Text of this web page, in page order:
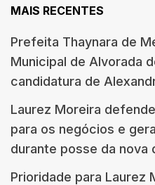
MAIS RECENTES
Prefeita Thaynara de
Municipal de Alvorada
candidatura de
Laurez Moreira
para os negócios e
durante posse da nova
Prioridade para Laurez